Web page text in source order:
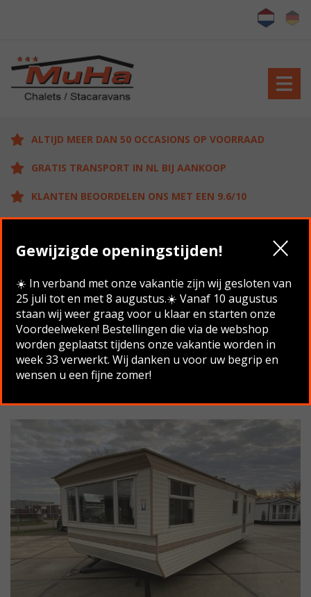
ALTIJD MEER DAN 50 OCCASIONS OP VOORRAAD
GRATIS TRANSPORT IN NL BIJ AANKOOP
KLANTEN BEOORDELEN ONS MET EEN 9.6/10
Home/ Aanbod / Sunseeker Mallorca 9.00 x 3.30 , 2
Terug naar overzicht
SUNSEEKER MALLORCA 9.00 X
3.30 , 2 SLAAPKAMERS
Gewijzigde openingstijden!
☀️ In verband met onze vakantie zijn wij gesloten van
25 juli tot en met 8 augustus.☀️ Vanaf 10 augustus
staan wij weer graag voor u klaar en starten onze
Voordeelweken! Bestellingen die via de webshop
worden geplaatst tijdens onze vakantie worden in
week 33 verwerkt. Wij danken u voor uw begrip en
wensen u een fijne zomer!